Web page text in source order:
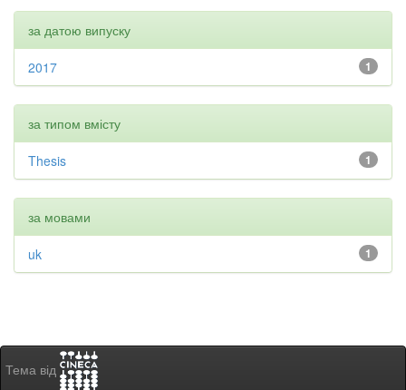
за датою випуску
1
2017
за типом вмісту
1
Thesis
за мовами
1
uk
Тема від